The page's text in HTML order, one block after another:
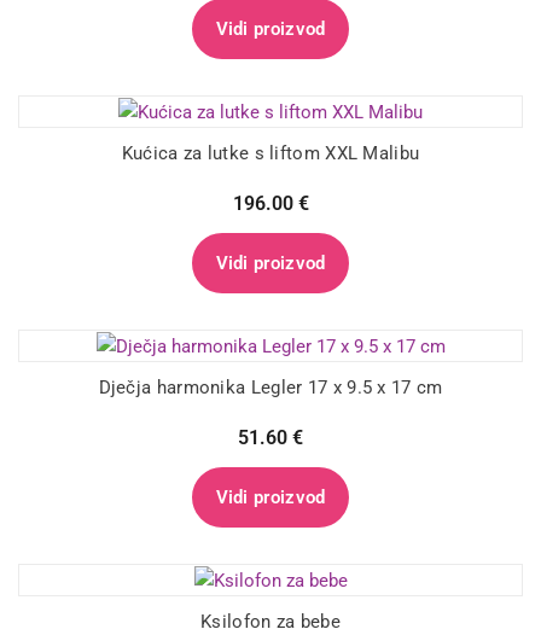
Vidi proizvod
Kućica za lutke s liftom XXL Malibu
196.00 €
Vidi proizvod
Dječja harmonika Legler 17 x 9.5 x 17 cm
51.60 €
Vidi proizvod
Ksilofon za bebe